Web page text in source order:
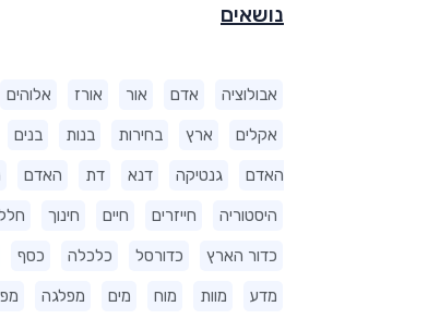
נושאים
אבולוציה אדם אור אורז אלוהים
אקלים ארץ בחירות בנות בנים
האדם גנטיקה דנא דת האדם
היסטוריה חייזרים חיים חינוך
כדור הארץ כדורסל כלכלה כסף
מדע מוות מוח מים מפלגה